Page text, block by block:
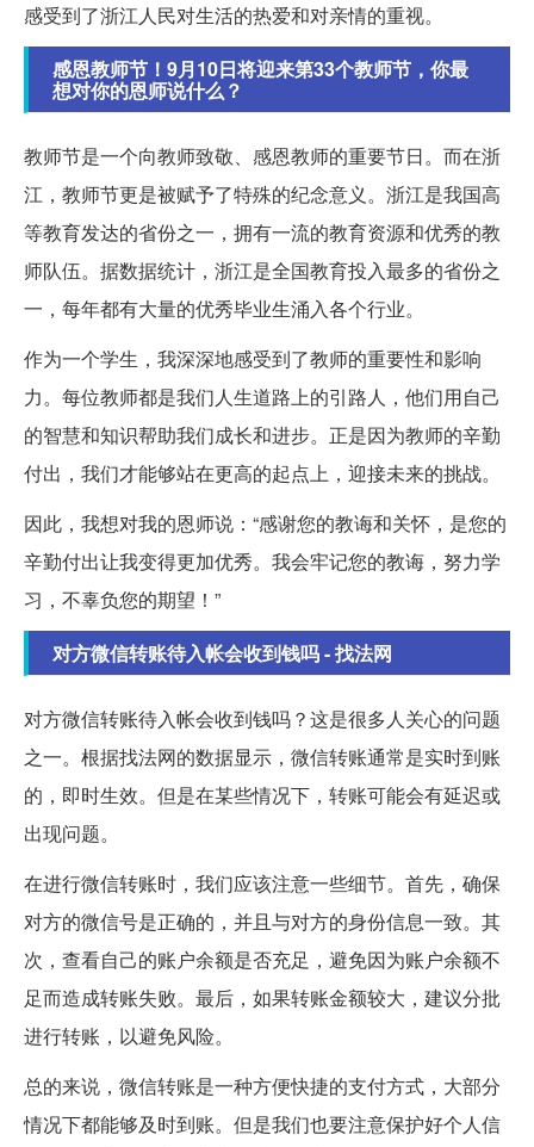
感受到了浙江人民对生活的热爱和对亲情的重视。
感恩教师节！9月10日将迎来第33个教师节，你最
想对你的恩师说什么？
教师节是一个向教师致敬、感恩教师的重要节日。而在浙
江，教师节更是被赋予了特殊的纪念意义。浙江是我国高
等教育发达的省份之一，拥有一流的教育资源和优秀的教
师队伍。据数据统计，浙江是全国教育投入最多的省份之
一，每年都有大量的优秀毕业生涌入各个行业。
作为一个学生，我深深地感受到了教师的重要性和影响
力。每位教师都是我们人生道路上的引路人，他们用自己
的智慧和知识帮助我们成长和进步。正是因为教师的辛勤
付出，我们才能够站在更高的起点上，迎接未来的挑战。
因此，我想对我的恩师说：“感谢您的教诲和关怀，是您的
辛勤付出让我变得更加优秀。我会牢记您的教诲，努力学
习，不辜负您的期望！”
对方微信转账待入帐会收到钱吗 - 找法网
对方微信转账待入帐会收到钱吗？这是很多人关心的问题
之一。根据找法网的数据显示，微信转账通常是实时到账
的，即时生效。但是在某些情况下，转账可能会有延迟或
出现问题。
在进行微信转账时，我们应该注意一些细节。首先，确保
对方的微信号是正确的，并且与对方的身份信息一致。其
次，查看自己的账户余额是否充足，避免因为账户余额不
足而造成转账失败。最后，如果转账金额较大，建议分批
进行转账，以避免风险。
总的来说，微信转账是一种方便快捷的支付方式，大部分
情况下都能够及时到账。但是我们也要注意保护好个人信